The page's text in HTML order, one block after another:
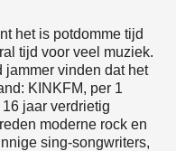
het is potdomme tijd
tijd voor veel muziek.
jammer vinden dat het
KINKFM, per 1
jaar verdrietig
moderne rock en
sing-songwriters,